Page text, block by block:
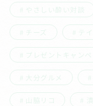
やさしい酔い対談
チーズ テ
プレゼントキャンペ
大分グルメ
山脇リコ